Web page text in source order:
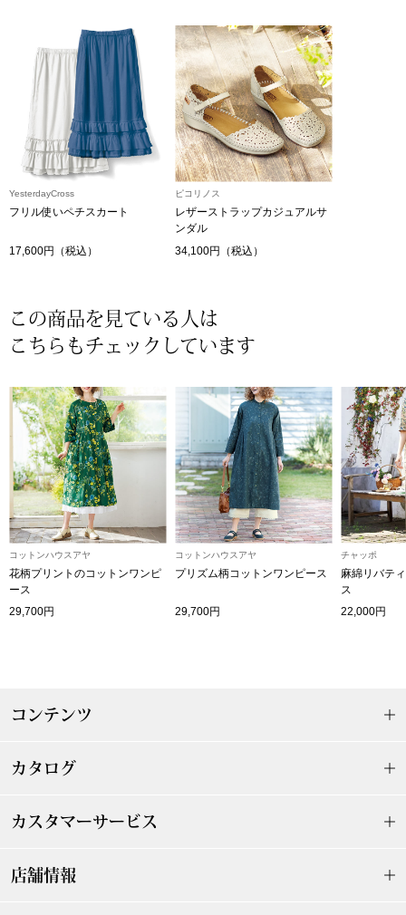
セイコー〉マウリッツハイス美術館公認フェ
ルメールオマージュウオッチ
ランド
ア
ファッション
帽子
ネクタイ
マフラー／ス
靴下
サングラス／
傘／日傘
その他
おすすめブラ
YesterdayCross
フリル使いペチスカート
17,600円（税込）
ピコリノス
レザーストラップカジュアルサ
ンダル
34,100円（税込）
この商品を見ている人は
こちらもチェックしています
コットンハウスアヤ
花柄プリントのコットンワンピ
ース
29,700円
コットンハウスアヤ
プリズム柄コットンワンピース
29,700円
チャッポ
麻綿リバテ
ス
22,000円
コンテンツ
カタログ
カスタマーサービス
店舗情報